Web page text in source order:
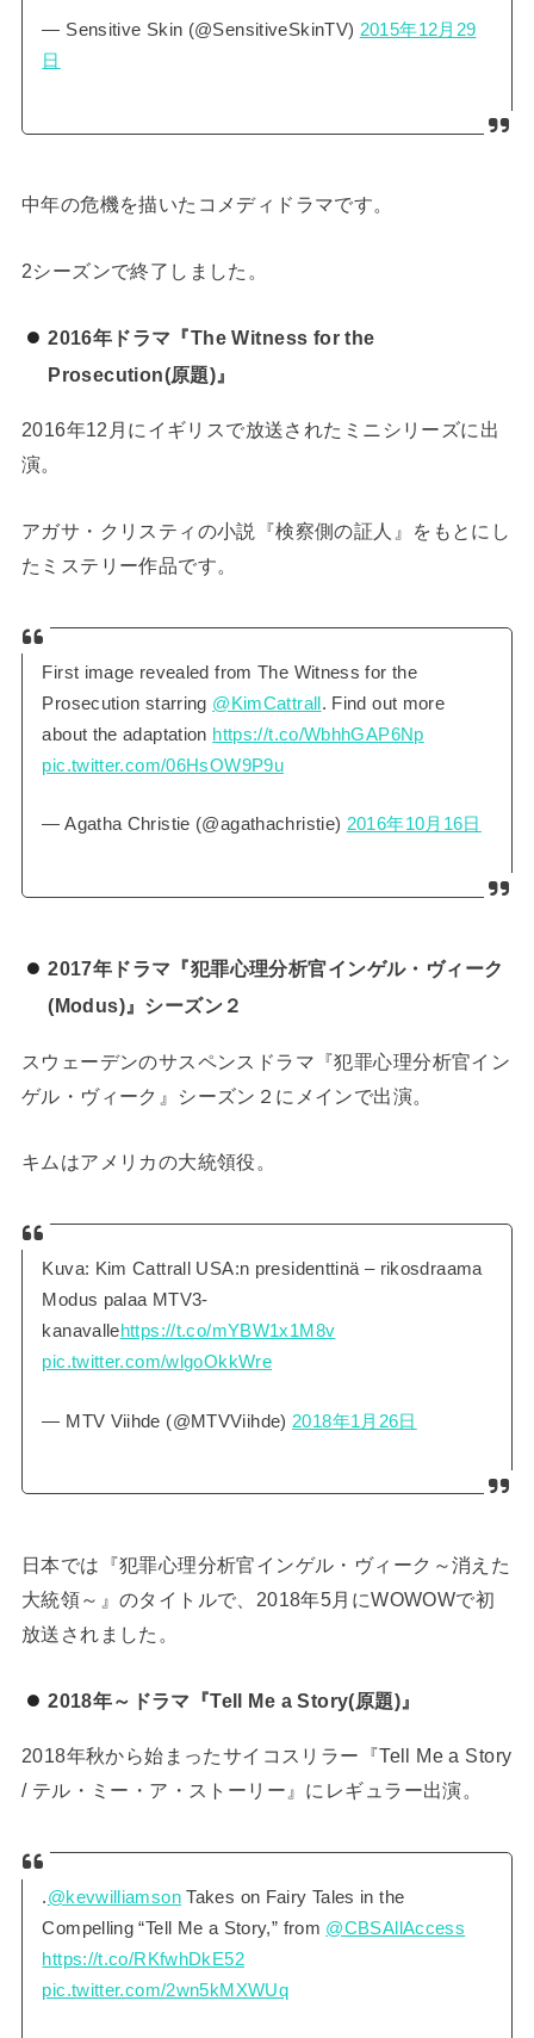
— Sensitive Skin (@SensitiveSkinTV) 2015年12月29
日
中年の危機を描いたコメディドラマです。
2シーズンで終了しました。
2016年ドラマ『The Witness for the
Prosecution(原題)』
2016年12月にイギリスで放送されたミニシリーズに出
演。
アガサ・クリスティの小説『検察側の証人』をもとにし
たミステリー作品です。
First image revealed from The Witness for the
Prosecution starring @KimCattrall. Find out more
about the adaptation https://t.co/WbhhGAP6Np
pic.twitter.com/06HsOW9P9u
— Agatha Christie (@agathachristie) 2016年10月16日
2017年ドラマ『犯罪心理分析官インゲル・ヴィーク
(Modus)』シーズン２
スウェーデンのサスペンスドラマ『犯罪心理分析官イン
ゲル・ヴィーク』シーズン２にメインで出演。
キムはアメリカの大統領役。
Kuva: Kim Cattrall USA:n presidenttinä – rikosdraama
Modus palaa MTV3-
kanavallehttps://t.co/mYBW1x1M8v
pic.twitter.com/wlgoOkkWre
— MTV Viihde (@MTVViihde) 2018年1月26日
日本では『犯罪心理分析官インゲル・ヴィーク～消えた
大統領～』のタイトルで、2018年5月にWOWOWで初
放送されました。
2018年～ドラマ『Tell Me a Story(原題)』
2018年秋から始まったサイコスリラー『Tell Me a Story
/ テル・ミー・ア・ストーリー』にレギュラー出演。
.@kevwilliamsonTakes on Fairy Tales in the
Compelling “Tell Me a Story,” from @CBSAllAccess
https://t.co/RKfwhDkE52
pic.twitter.com/2wn5kMXWUq